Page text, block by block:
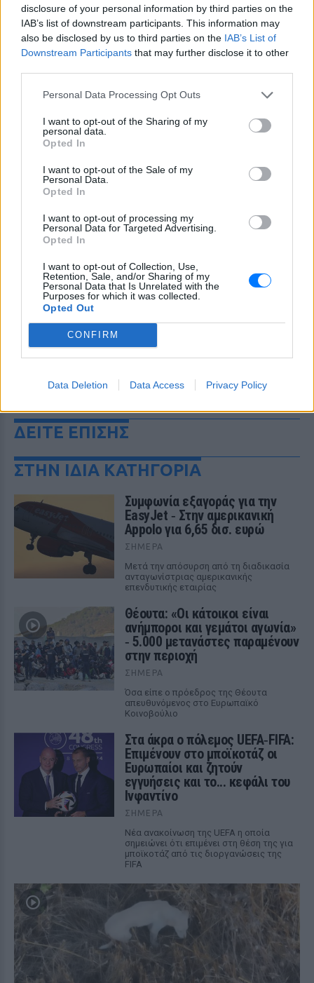
disclosure of your personal information by third parties on the
IAB’s list of downstream participants. This information may
also be disclosed by us to third parties on the IAB’s List of
Downstream Participants that may further disclose it to other
Personal Data Processing Opt Outs
I want to opt-out of the Sharing of my
personal data.
Opted In
I want to opt-out of the Sale of my
Personal Data.
Opted In
I want to opt-out of processing my
Personal Data for Targeted Advertising.
Opted In
I want to opt-out of Collection, Use,
Retention, Sale, and/or Sharing of my
Personal Data that Is Unrelated with the
Purposes for which it was collected.
Opted Out
CONFIRM
Data Deletion Data Access Privacy Policy
Για ακόμη περισσότερα νέα , μπείτε στην
ειδήσεωντου E-Daily.gr
ΔΙΑΦΗΜΙΣΗ
ΔΕΙΤΕ ΕΠΙΣΗΣ
ΣΤΗΝ ΙΔΙΑ ΚΑΤΗΓΟΡΙΑ
Συμφωνία εξαγοράς για την
EasyJet ‑ Στην αμερικανική
Appolo για 6,65 δισ. ευρώ
ΣΉΜΕΡΑ
Μετά την απόσυρση από τη διαδικασία
ανταγωνίστριας αμερικανικής
επενδυτικής εταιρίας
Θέουτα: «Οι κάτοικοι είναι
ανήμποροι και γεμάτοι αγωνία»
‑ 5.000 μετανάστες παραμένουν
στην περιοχή
ΣΉΜΕΡΑ
Όσα είπε ο πρόεδρος της Θέουτα
απευθυνόμενος στο Ευρωπαϊκό
Κοινοβούλιο
Στα άκρα ο πόλεμος UEFA‑FIFA:
Επιμένουν στο μποϊκοτάζ οι
Ευρωπαίοι και ζητούν
εγγυήσεις και το... κεφάλι του
Ινφαντίνο
ΣΉΜΕΡΑ
Νέα ανακοίνωση της UEFA η οποία
σημειώνει ότι επιμένει στη θέση της για
μποϊκοτάζ από τις διοργανώσεις της
FIFA